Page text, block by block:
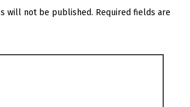
will not be published. Required fields are